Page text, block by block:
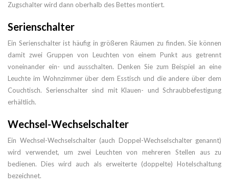
Zugschalter wird dann oberhalb des Bettes montiert.
Serienschalter
Ein Serienschalter ist häufig in größeren Räumen zu finden. Sie können
damit zwei Gruppen von Leuchten von einem Punkt aus getrennt
voneinander ein- und ausschalten. Denken Sie zum Beispiel an eine
Leuchte im Wohnzimmer über dem Esstisch und die andere über dem
Couchtisch. Serienschalter sind mit Klauen- und Schraubbefestigung
erhältlich.
Wechsel-Wechselschalter
Ein Wechsel-Wechselschalter (auch Doppel-Wechselschalter genannt)
wird verwendet, um zwei Leuchten von mehreren Stellen aus zu
bedienen. Dies wird auch als erweiterte (doppelte) Hotelschaltung
bezeichnet.